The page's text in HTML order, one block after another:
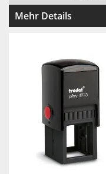
Mehr Details